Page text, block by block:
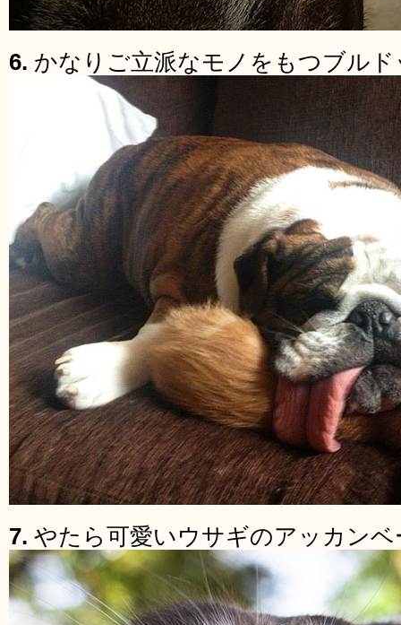
6. かなりご立派なモノをもつブルド
7. やたら可愛いウサギのアッカンベ